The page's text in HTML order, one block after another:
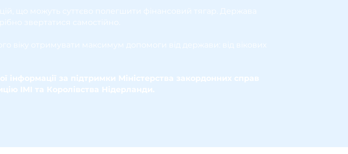
що можуть суттєво полегшити фінансовий тягар. Держава
звертатися самостійно.
віку отримувати максимум допомоги від держави: від вікових
за підтримки Міністерства закордонних справ
ІМІ та Королівства Нідерланди.